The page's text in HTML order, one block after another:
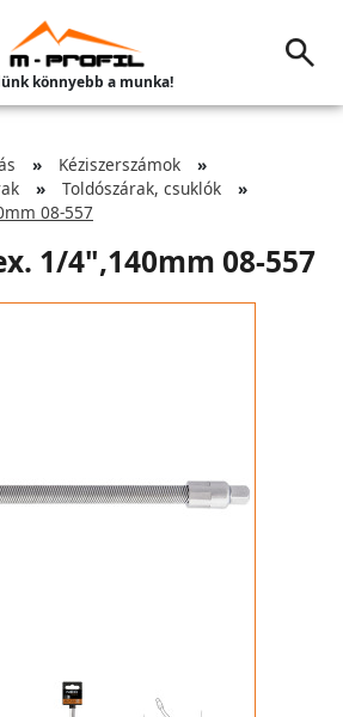
könnyebb a munka!
Kéziszerszámok
Toldószárak, csuklók
08-557
1/4",140mm 08-557